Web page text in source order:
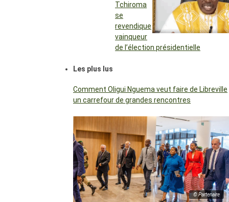
Tchiroma
se
revendique
vainqueur
de l’élection présidentielle
Les plus lus
Comment Oligui Nguema veut faire de Libreville
un carrefour de grandes rencontres
© Partenaire